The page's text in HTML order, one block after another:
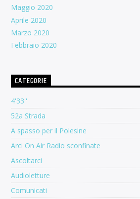
Maggio 2020
Aprile 2020
Marzo 2020
Febbraio 2020
CATEGORIE
4'33''
52a Strada
A spasso per il Polesine
Arci On Air Radio sconfinate
Ascoltarci
Audioletture
Comunicati